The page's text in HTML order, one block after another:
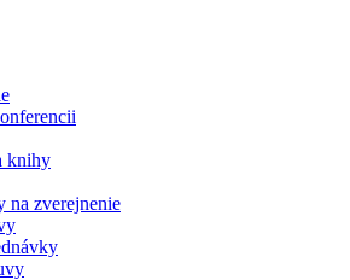
knihy
na zverejnenie